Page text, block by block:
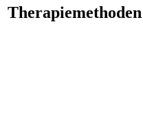
Therapiemethoden